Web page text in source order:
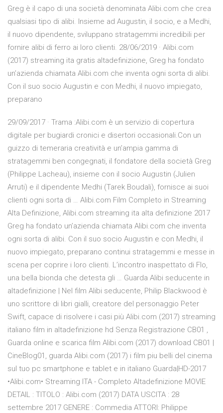
Greg è il capo di una società denominata Alibi.com che crea
qualsiasi tipo di alibi. Insieme ad Augustin, il socio, e a Medhi,
il nuovo dipendente, sviluppano stratagemmi incredibili per
fornire alibi di ferro ai loro clienti. 28/06/2019 · Alibi.com
(2017) streaming ita gratis altadefinizione, Greg ha fondato
un’azienda chiamata Alibi.com che inventa ogni sorta di alibi.
Con il suo socio Augustin e con Medhi, il nuovo impiegato,
preparano
29/09/2017 · Trama :Alibi.com è un servizio di copertura
digitale per bugiardi cronici e disertori occasionali.Con un
guizzo di temeraria creatività e un’ampia gamma di
stratagemmi ben congegnati, il fondatore della società Greg
(Philippe Lacheau), insieme con il socio Augustin (Julien
Arruti) e il dipendente Medhi (Tarek Boudali), fornisce ai suoi
clienti ogni sorta di … Alibi.com Film Completo in Streaming
Alta Definizione, Alibi.com streaming ita alta definizione 2017
Greg ha fondato un’azienda chiamata Alibi.com che inventa
ogni sorta di alibi. Con il suo socio Augustin e con Medhi, il
nuovo impiegato, preparano continui stratagemmi e messe in
scena per coprire i loro clienti. L’incontro inaspettato di Flo,
una bella bionda che detesta gli … Guarda Alibi seducente in
altadefinizione | Nel film Alibi seducente, Philip Blackwood è
uno scrittore di libri gialli, creatore del personaggio Peter
Swift, capace di risolvere i casi più Alibi.com (2017) streaming
italiano film in altadefinizione hd Senza Registrazione CB01 ,
Guarda online e scarica film Alibi.com (2017) download CB01 |
CineBlog01, guarda Alibi.com (2017) i film piu belli del cinema
sul tuo pc smartphone e tablet e in italiano Guarda|HD-2017
•Alibi.com• Streaming ITA - Completo Altadefinizione MOVIE
DETAIL : TITOLO : Alibi.com (2017) DATA USCITA : 28
settembre 2017 GENERE : Commedia ATTORI: Philippe